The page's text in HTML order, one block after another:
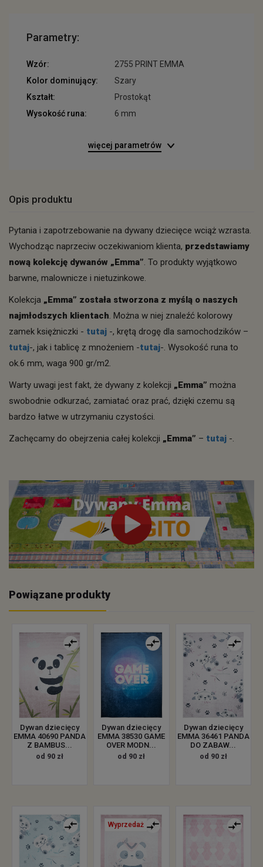
Parametry:
Wzór:
2755 PRINT EMMA
Kolor dominujący:
Szary
Kształt:
Prostokąt
Wysokość runa:
6 mm
więcej parametrów
Opis produktu
Pytania i zapotrzebowanie na dywany dziecięce wciąż wzrasta.
Wychodząc naprzeciw oczekiwaniom klienta, przedstawiamy
nową kolekcję dywanów „Emma”. To produkty wyjątkowo
barwne, malownicze i nietuzinkowe.
Kolekcja „Emma” została stworzona z myślą o naszych
najmłodszych klientach. Można w niej znaleźć kolorowy
zamek księżniczki - tutaj -, krętą drogę dla samochodzików –
tutaj-, jak i tablicę z mnożeniem -tutaj-. Wysokość runa to
ok.6 mm, waga 900 gr/m2.
Warty uwagi jest fakt, że dywany z kolekcji „Emma” można
swobodnie odkurzać, zamiatać oraz prać, dzięki czemu są
bardzo łatwe w utrzymaniu czystości.
Zachęcamy do obejrzenia całej kolekcji „Emma” – tutaj -.
Powiązane produkty
Dywan dziecięcy
EMMA 40690 PANDA
Z BAMBUS...
od 90 zł
Dywan dziecięcy
EMMA 38530 GAME
OVER MODN...
od 90 zł
Dywan dziecięcy
EMMA 36461 PANDA
DO ZABAW...
od 90 zł
Wyprzedaż